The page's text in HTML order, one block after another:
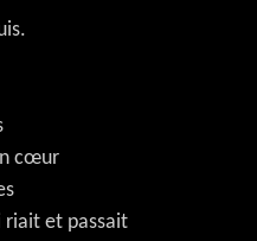
cœur
riait et passait